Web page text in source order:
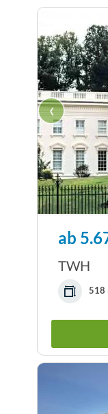
‹
ab
TWH
518